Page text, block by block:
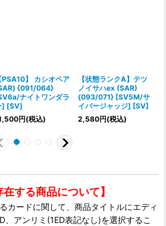
PSA10】 カシオペア
{091/064}
ナイトワンダラ
] [SV]
円(税込)
【状態ランクA】テツ
ノイサハex (SAR)
{093/071} [SV5M/サ
イバージャッジ] [SV]
2,580円(税込)
する商品について】
カードに関して、商品タイトルにエディ
、アンリミ(1ED表記なし)を選択するこ